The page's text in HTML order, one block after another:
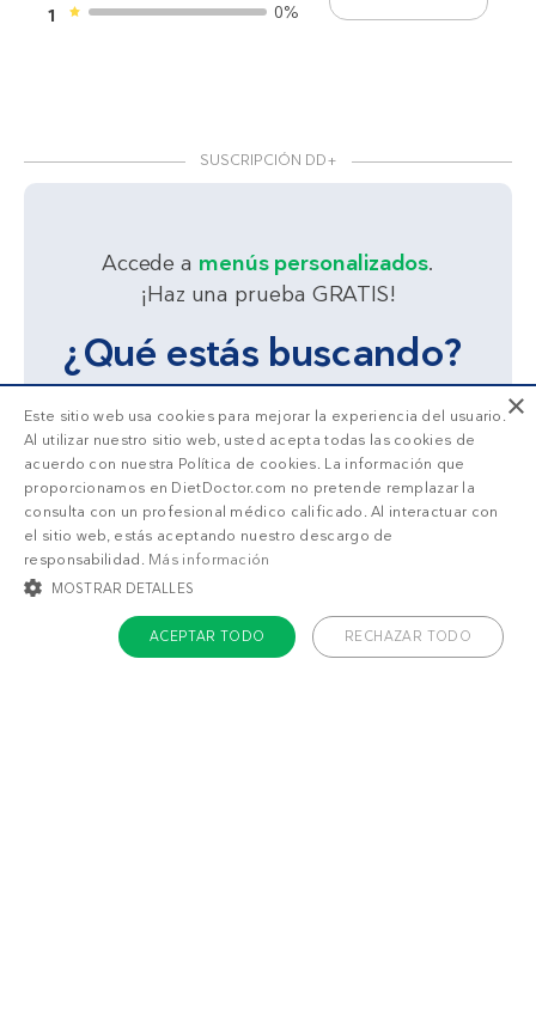
1
0%
SUSCRIPCIÓN DD+
Accede a menús personalizados.
¡Haz una prueba GRATIS!
¿Qué estás buscando?
Adelgazar Sentirme bien ×
Este sitio web usa cookies para mejorar la experiencia del usuario.
Al utilizar nuestro sitio web, usted acepta todas las cookies de
acuerdo con nuestra Política de cookies. La información que
proporcionamos en DietDoctor.com no pretende remplazar la
consulta con un profesional médico calificado. Al interactuar con
el sitio web, estás aceptando nuestro descargo de
responsabilidad. Más información
MOSTRAR DETALLES
ACEPTAR TODO RECHAZAR TODO